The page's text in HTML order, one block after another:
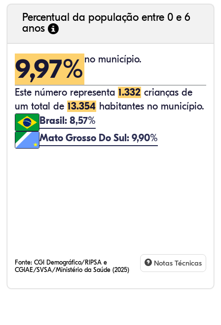
Percentual da população entre 0 e 6
anos
9,97% no município.
Este número representa 1.332 crianças de
um total de 13.354 habitantes no município.
Brasil: 8,57%
Mato Grosso Do Sul: 9,90%
Fonte: CGI Demográfico/RIPSA e
CGIAE/SVSA/Ministério da Saúde (2025)
Notas Técnicas